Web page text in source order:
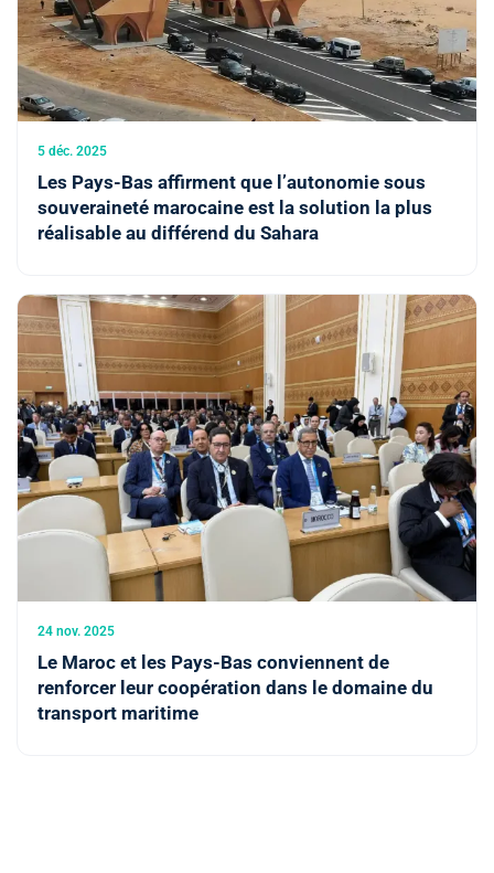
5 déc. 2025
Les Pays-Bas affirment que l’autonomie sous
souveraineté marocaine est la solution la plus
réalisable au différend du Sahara
24 nov. 2025
Le Maroc et les Pays-Bas conviennent de
renforcer leur coopération dans le domaine du
transport maritime